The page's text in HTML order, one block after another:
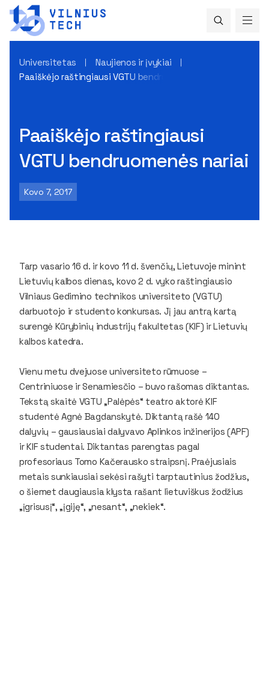
Universitetas
Naujienos ir įvykiai
Paaiškėjo raštingiausi VGTU bendruomenės nariai
Paaiškėjo raštingiausi
VGTU bendruomenės nariai
Kovo 7, 2017
Tarp vasario 16 d. ir kovo 11 d. švenčių, Lietuvoje minint
Lietuvių kalbos dienas, kovo 2 d. vyko raštingiausio
Vilniaus Gedimino technikos universiteto (VGTU)
darbuotojo ir studento konkursas. Jį jau antrą kartą
surengė Kūrybinių industrijų fakultetas (KIF) ir Lietuvių
kalbos katedra.
Vienu metu dvejuose universiteto rūmuose –
Centriniuose ir Senamiesčio – buvo rašomas diktantas.
Tekstą skaitė VGTU „Palėpės“ teatro aktorė KIF
studentė Agnė Bagdanskytė. Diktantą rašė 140
dalyvių – gausiausiai dalyvavo Aplinkos inžinerijos (APF)
ir KIF studentai. Diktantas parengtas pagal
profesoriaus Tomo Kačerausko straipsnį. Praėjusiais
metais sunkiausiai sekėsi rašyti tarptautinius žodžius,
o šiemet daugiausia klysta rašant lietuviškus žodžius
„įgrisusį“, „įgiję“, „nesant“, „nekiek“.